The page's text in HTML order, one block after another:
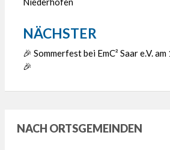
NÄCHSTER
🎉 Sommerfest bei EmC² Saar e.V.
🎉
NACH ORTSGEMEINDEN